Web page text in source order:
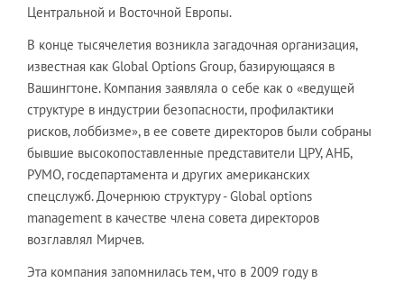
Центральной и Восточной Европы.
В конце тысячелетия возникла загадочная организация,
известная как Global Options Group, базирующаяся в
Вашингтоне. Компания заявляла о себе как о «ведущей
структуре в индустрии безопасности, профилактики
рисков, лоббизме», в ее совете директоров были собраны
бывшие высокопоставленные представители ЦРУ, АНБ,
РУМО, госдепартамента и других американских
спецслужб. Дочернюю структуру - Global options
management в качестве члена совета директоров
возглавлял Мирчев.
Эта компания запомнилась тем, что в 2009 году в